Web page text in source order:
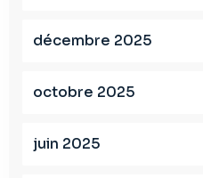
décembre 2025
octobre 2025
juin 2025